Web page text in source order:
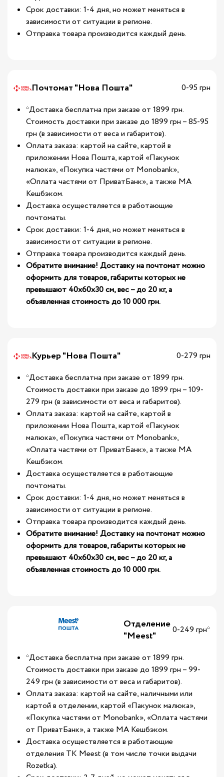
Срок доставки: 1-4 дня, но может меняться в
зависимости от ситуации в регионе.
Отправка товара производится каждый день.
Почтомат "Нова Пошта"
0-95 грн
*Доставка бесплатна при заказе от 1899 грн.
Стоимость доставки при заказе до 1899 грн – 85-95
грн (в зависимости от веса и габаритов).
Оплата заказа: картой на сайте, картой в
приложении Нова Пошта, картой «Пакунок
малюка», «Покупка частями от Monobank»,
«Оплата частями от ПриватБанк», а также МА
Кешбэком.
Доставка осуществляется в работающие
почтоматы.
Срок доставки: 1-4 дня, но может меняться в
зависимости от ситуации в регионе.
Отправка товара производится каждый день.
Обратите внимание! Доставку на почтомат можно
оформить для товаров, габариты которых не
превышают 40х60х30 см, вес – до 20 кг, а
объявленная стоимость до 10 000 грн.
Курьер "Нова Пошта"
0-279 грн
*Доставка бесплатна при заказе от 1899 грн.
Стоимость доставки при заказе до 1899 грн – 109-
279 грн (в зависимости от веса и габаритов).
Оплата заказа: картой на сайте, картой в
приложении Нова Пошта, картой «Пакунок
малюка», «Покупка частями от Monobank»,
«Оплата частями от ПриватБанк», а также МА
Кешбэком.
Доставка осуществляется в работающие
почтоматы.
Срок доставки: 1-4 дня, но может меняться в
зависимости от ситуации в регионе.
Отправка товара производится каждый день.
Обратите внимание! Доставку на почтомат можно
оформить для товаров, габариты которых не
превышают 40х60х30 см, вес – до 20 кг, а
объявленная стоимость до 10 000 грн.
Отделение
"Meest"
0-249 грн*
*Доставка бесплатна при заказе от 1899 грн.
Стоимость доставки при заказе до 1899 грн – 99-
249 грн (в зависимости от веса и габаритов).
Оплата заказа: картой на сайте, наличными или
картой в отделении, картой «Пакунок малюка»,
«Покупка частями от Monobank», «Оплата частями
от ПриватБанк», а также МА Кешбэком.
Доставка осуществляется в работающие
отделения ТК Meest (в том числе точки выдачи
Rozetka).